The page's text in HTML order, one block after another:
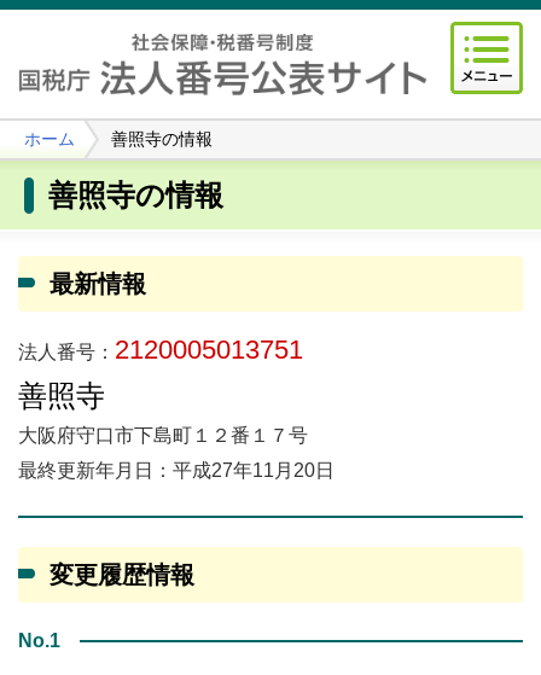
ホーム 善照寺の情報
善照寺の情報
最新情報
法人番号： 2120005013751
善照寺
大阪府守口市下島町１２番１７号
最終更新年月日：平成27年11月20日
変更履歴情報
No.1